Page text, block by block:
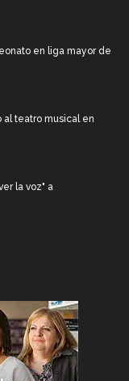
en liga mayor de
al teatro musical en
la voz" a